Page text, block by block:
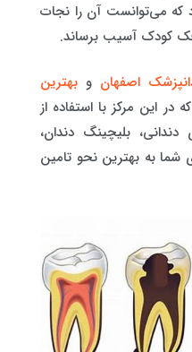
که می‌توانست آن را نجات
فک کودک آسیب برساند.
اصفهان و بهترین
در این مرکز با استفاده از
بلیچینگ دندان،
شما به بهترین نحو تامین